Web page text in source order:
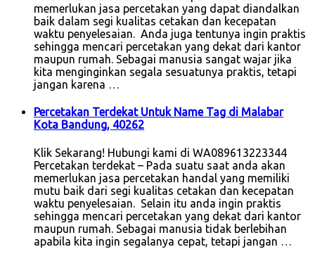
memerlukan jasa percetakan yang dapat diandalkan
baik dalam segi kualitas cetakan dan kecepatan
waktu penyelesaian. Anda juga tentunya ingin praktis
sehingga mencari percetakan yang dekat dari kantor
maupun rumah. Sebagai manusia sangat wajar jika
kita menginginkan segala sesuatunya praktis, tetapi
jangan karena …
Percetakan Terdekat Untuk Name Tag di Malabar
Kota Bandung, 40262
Klik Sekarang! Hubungi kami di WA089613223344
Percetakan terdekat – Pada suatu saat anda akan
memerlukan jasa percetakan handal yang memiliki
mutu baik dari segi kualitas cetakan dan kecepatan
waktu penyelesaian. Selain itu anda ingin praktis
sehingga mencari percetakan yang dekat dari kantor
maupun rumah. Sebagai manusia tidak berlebihan
apabila kita ingin segalanya cepat, tetapi jangan …